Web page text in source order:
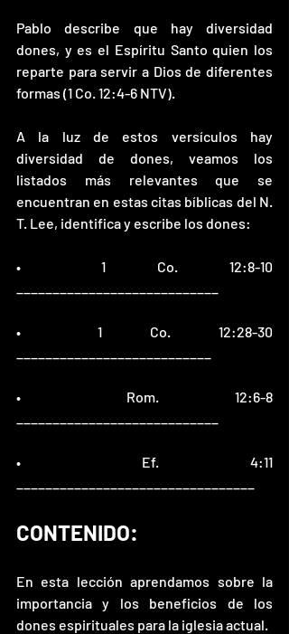
Pablo describe que hay diversidad
dones, y es el Espíritu Santo quien los
reparte para servir a Dios de diferentes
formas (1 Co. 12:4-6 NTV).
A la luz de estos versículos hay
diversidad de dones, veamos los
listados más relevantes que se
encuentran en estas citas bíblicas del N.
T. Lee, identifica y escribe los dones:
•	1 Co. 12:8-10
•	1 Co. 12:28-30
•	Rom. 12:6-8
•	Ef. 4:11
CONTENIDO:
En esta lección aprendamos sobre la
importancia y los beneficios de los
dones espirituales para la iglesia actual.